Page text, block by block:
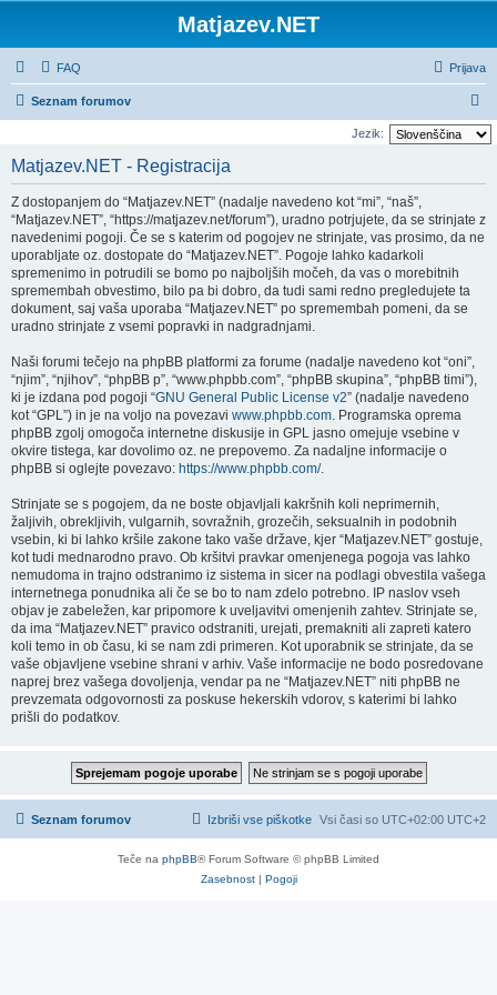
Matjazev.NET
FAQ Prijava
Seznam forumov
s
Jezik:
Matjazev.NET - Registracija
Z dostopanjem do “Matjazev.NET” (nadalje navedeno kot “mi”, “naš”,
“Matjazev.NET”, “https://matjazev.net/forum”), uradno potrjujete, da se strinjate z
navedenimi pogoji. Če se s katerim od pogojev ne strinjate, vas prosimo, da ne
uporabljate oz. dostopate do “Matjazev.NET”. Pogoje lahko kadarkoli
spremenimo in potrudili se bomo po najboljših močeh, da vas o morebitnih
spremembah obvestimo, bilo pa bi dobro, da tudi sami redno pregledujete ta
dokument, saj vaša uporaba “Matjazev.NET” po spremembah pomeni, da se
uradno strinjate z vsemi popravki in nadgradnjami.
Naši forumi tečejo na phpBB platformi za forume (nadalje navedeno kot “oni”,
“njim”, “njihov”, “phpBB p”, “www.phpbb.com”, “phpBB skupina”, “phpBB timi”),
ki je izdana pod pogoji “GNU General Public License v2” (nadalje navedeno
kot “GPL”) in je na voljo na povezavi www.phpbb.com. Programska oprema
phpBB zgolj omogoča internetne diskusije in GPL jasno omejuje vsebine v
okvire tistega, kar dovolimo oz. ne prepovemo. Za nadaljne informacije o
phpBB si oglejte povezavo: https://www.phpbb.com/.
Strinjate se s pogojem, da ne boste objavljali kakršnih koli neprimernih,
žaljivih, obrekljivih, vulgarnih, sovražnih, grozečih, seksualnih in podobnih
vsebin, ki bi lahko kršile zakone tako vaše države, kjer “Matjazev.NET” gostuje,
kot tudi mednarodno pravo. Ob kršitvi pravkar omenjenega pogoja vas lahko
nemudoma in trajno odstranimo iz sistema in sicer na podlagi obvestila vašega
internetnega ponudnika ali če se bo to nam zdelo potrebno. IP naslov vseh
objav je zabeležen, kar pripomore k uveljavitvi omenjenih zahtev. Strinjate se,
da ima “Matjazev.NET” pravico odstraniti, urejati, premakniti ali zapreti katero
koli temo in ob času, ki se nam zdi primeren. Kot uporabnik se strinjate, da se
vaše objavljene vsebine shrani v arhiv. Vaše informacije ne bodo posredovane
naprej brez vašega dovoljenja, vendar pa ne “Matjazev.NET” niti phpBB ne
prevzemata odgovornosti za poskuse hekerskih vdorov, s katerimi bi lahko
prišli do podatkov.
Seznam forumov Vsi časi so UTC+02:00 UTC+2
Izbriši vse piškotke
Teče na phpBB® Forum Software © phpBB Limited
Zasebnost| Pogoji